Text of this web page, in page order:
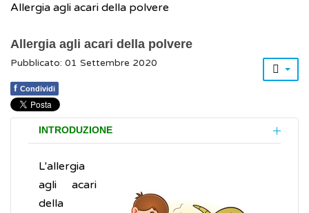
Allergia agli acari della polvere
Allergia agli acari della polvere
Pubblicato: 01 Settembre 2020
f Condividi
INTRODUZIONE
L'allergia
agli acari
della